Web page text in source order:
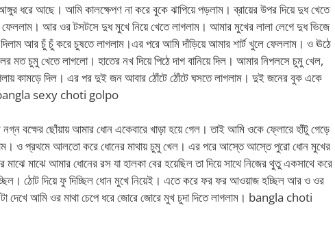
ধরে আছে। আমি কালক্ষেপণ না করে বুকে ঝাপিয়ে পড়লাম। ব্রায়ের উপর দিয়ে দুধ খেতে
ফেললাম। আর ওর টসটসে দুধ মুখে নিয়ে খেতে লাগলাম। আমার মুখের লালা লেগে দুধ ভিজে
দিলাম আর চুঁ চুঁ করে চুষতে লাগলাম।এর পরে আমি দাঁড়িয়ে আমার শার্ট খুলে ফেললাম। ও ঊঠে
মত চুমু খেতে লাগলো। হাতের নখ দিয়ে পিঠে দাগ বানিয়ে দিল। আমার নিপলসে চুমু খেল,
কামড়ে দিল। এর পর দুই জন আবার ঠোঁটে ঠোঁটে ঘসতে লাগলাম। দুই জনের বুক একে
bangla sexy choti golpo
ছোঁয়ায় আমার ধোন একেবারে খাড়া হয়ে গেল। তাই আমি ওকে ফ্লোরে হাঁটু গেড়ে
ও প্রথমে আলতো করে ধোনের মাথায় চুমু খেল। এর পরে আস্তে আস্তে পুরো ধোন মুখের
মাঝে আমার ধোনের রস যা হালকা বের হয়েছিল তা দিয়ে সাথে নিজের থুতু একসাথে করে
ঠোট দিয়ে ফু দিচ্ছিল ধোন মুখে নিয়েই। এতে করে ফর ফর আওয়াজ হচ্ছিল আর ও ওর
দেখে আমি ওর মাথা চেপে ধরে জোরে জোরে মুখ চুদা দিতে লাগলাম। bangla choti